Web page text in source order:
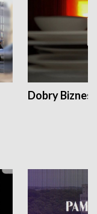
Dobry Biznes